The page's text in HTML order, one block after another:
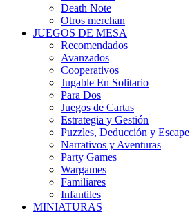
Death Note
Otros merchan
JUEGOS DE MESA
Recomendados
Avanzados
Cooperativos
Jugable En Solitario
Para Dos
Juegos de Cartas
Estrategia y Gestión
Puzzles, Deducción y Escape
Narrativos y Aventuras
Party Games
Wargames
Familiares
Infantiles
MINIATURAS